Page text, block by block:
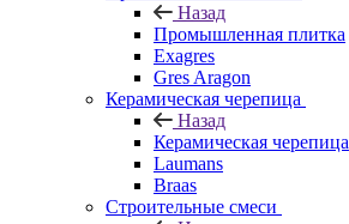
Назад
Промышленная плитка
Exagres
Gres Aragon
Керамическая черепица
Назад
Керамическая черепица
Laumans
Braas
Строительные смеси